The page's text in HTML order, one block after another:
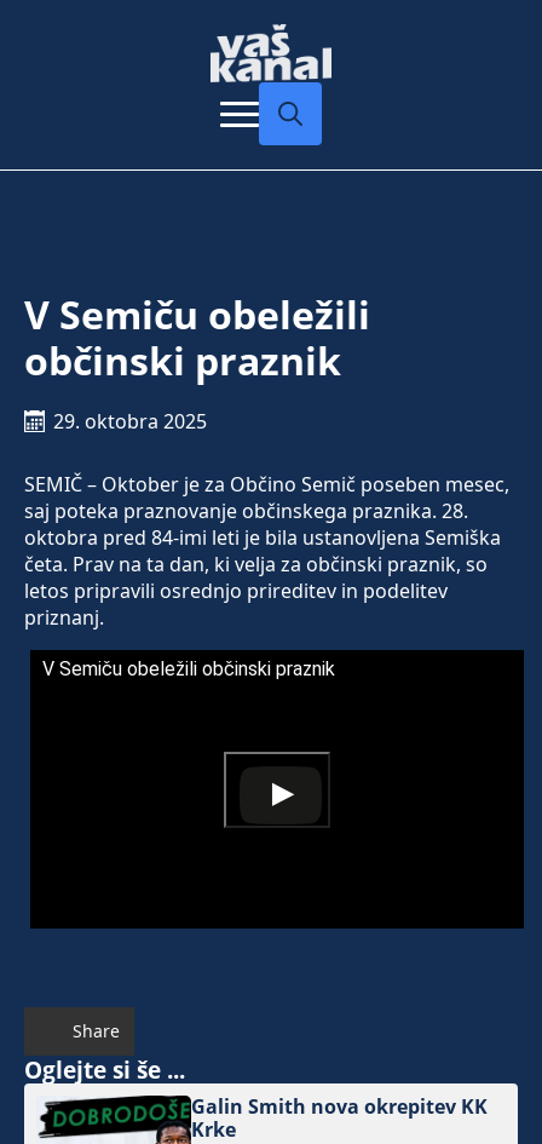
V Semiču obeležili
občinski praznik
29. oktobra 2025
SEMIČ – Oktober je za Občino Semič poseben mesec,
saj poteka praznovanje občinskega praznika. 28.
oktobra pred 84-imi leti je bila ustanovljena Semiška
četa. Prav na ta dan, ki velja za občinski praznik, so
letos pripravili osrednjo prireditev in podelitev
priznanj.
V Semiču obeležili občinski praznik
Share
Oglejte si še ...
Galin Smith nova okrepitev KK
Krke